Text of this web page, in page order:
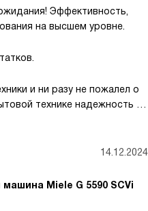
Эффективность,
на высшем уровне.
и ни разу не пожалел о
технике надежность и
все мои требования были
тихое. Можно спокойно
пока оно работает.
воды, который почти не
14.12.2024
Miele G 5590 SCVi